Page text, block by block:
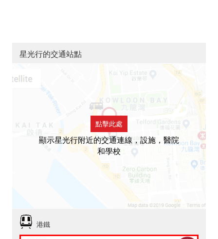
星光行的交通站點
點擊此處
顯示星光行附近的交通連線，設施，醫院
和學校
港鐵